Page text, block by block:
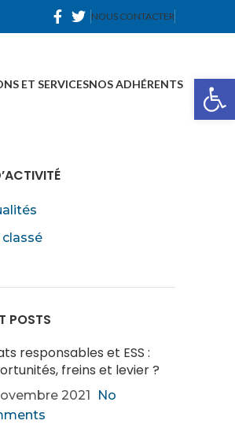
NOUS CONTACTER
ET SERVICESNOS ADHÉRENTS
classé
POSTS
responsables et ESS :
freins et levier ?
2021
No